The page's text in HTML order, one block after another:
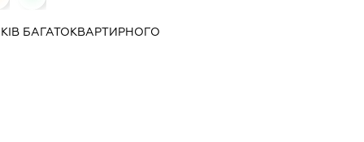
БАГАТОКВАРТИРНОГО